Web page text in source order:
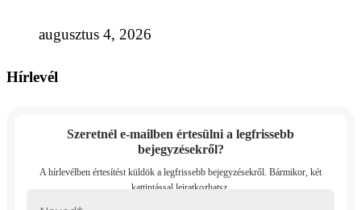
augusztus 4, 2026
Hírlevél
Szeretnél e-mailben értesülni a legfrissebb
bejegyzésekről?